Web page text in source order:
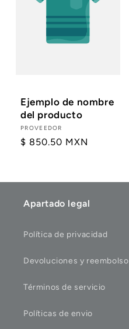
Ejemplo de nombre
del producto
Proveedor:
PROVEEDOR
Precio
$ 850.50 MXN
Apartado legal
Política de privacidad
Devoluciones y reembolso
Términos de servicio
Políticas de envio